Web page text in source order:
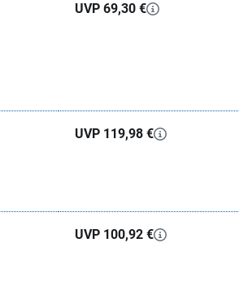
UVP 69,30 €
UVP 119,98 €
UVP 100,92 €